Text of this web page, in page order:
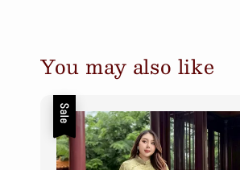
You may also like
Sale